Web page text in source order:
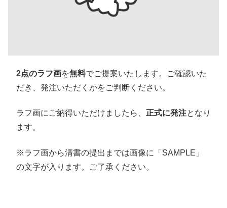
2点のラフ画を無料でご提案いたします。ご確認いた
だき、発注いただくかをご判断ください。
ラフ画にご納得いただけましたら、 正式に発注となり
ます。
※ラフ画から清書の提出までは画像に「SAMPLE」
の文字が入ります。ご了承ください。